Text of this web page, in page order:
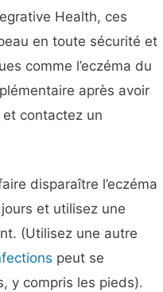
Health, ces
en toute sécurité et
comme l’eczéma du
après avoir
et contactez un
disparaître l’eczéma
et utilisez une
(Utilisez une autre
peut se
y compris les pieds).